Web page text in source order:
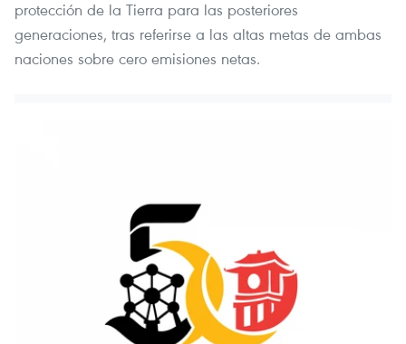
protección de la Tierra para las posteriores
generaciones, tras referirse a las altas metas de ambas
naciones sobre cero emisiones netas.